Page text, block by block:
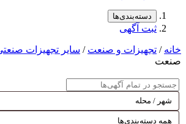
دسته‌بندی‌ها
ثبت آگهی
خانه/ تجهیزات و صنعت/ سایر تجهیزات صنعتی
صنعت